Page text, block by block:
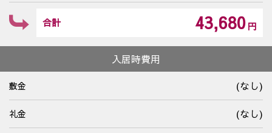
合計 43,680円
入居時費用
敷金 (なし)
礼金 (なし)